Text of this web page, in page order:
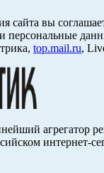
сайта вы
персональные
top.mail.ru,
агрегатор
интернет-